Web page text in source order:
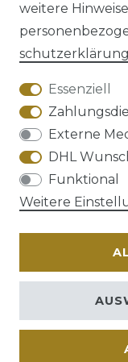
AGB
weitere
schutz­erklärung
Essenziell
Externe
DHL
Funktional
Weitere